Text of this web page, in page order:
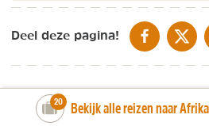
Deel deze pagina! DELEN OP
number_of_trips:
20 Bekijk alle reizen naar Afrika